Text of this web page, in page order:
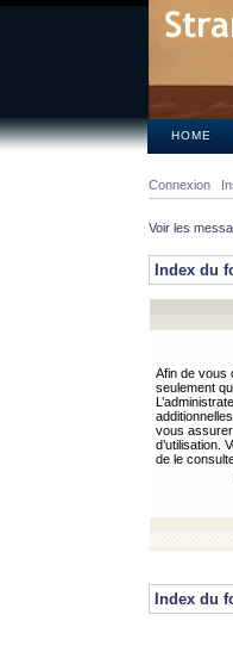
HOME
Connexion
Voir les
Index du
Afin de vous
seulement
vous
d’utilisation.
de le
Index du